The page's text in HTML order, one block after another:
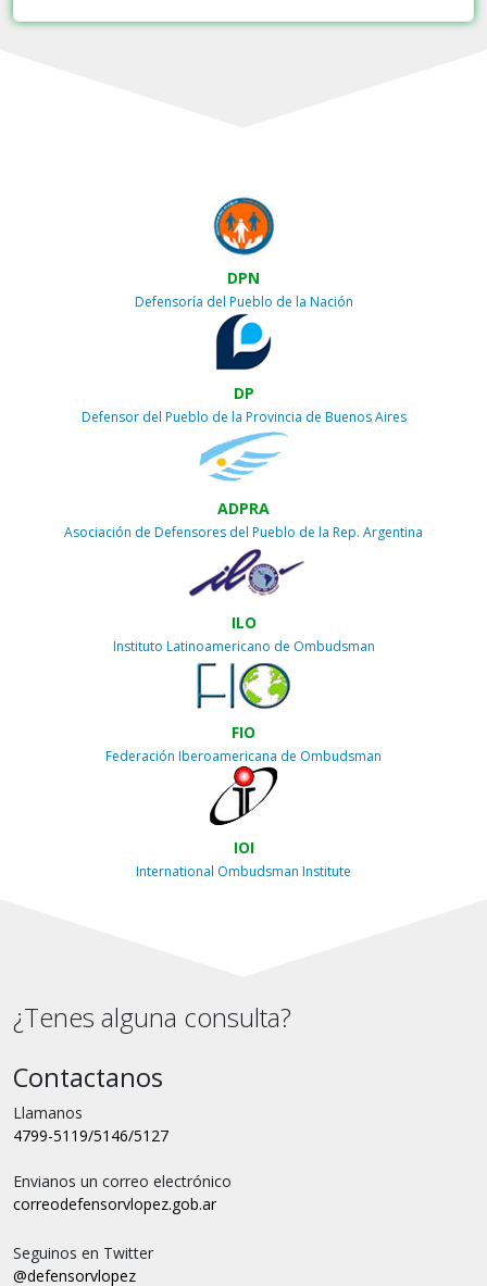
DPN
Defensoría del Pueblo de la Nación
DP
Defensor del Pueblo de la Provincia de Buenos Aires
ADPRA
Asociación de Defensores del Pueblo de la Rep. Argentina
ILO
Instituto Latinoamericano de Ombudsman
FIO
Federación Iberoamericana de Ombudsman
IOI
International Ombudsman Institute
¿Tenes alguna consulta?
Contactanos
Llamanos
4799-5119/5146/5127
Envianos un correo electrónico
correodefensorvlopez.gob.ar
Seguinos en Twitter
@defensorvlopez